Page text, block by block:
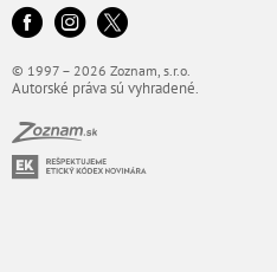
© 1997 – 2026 Zoznam, s.r.o.
Autorské práva sú vyhradené.